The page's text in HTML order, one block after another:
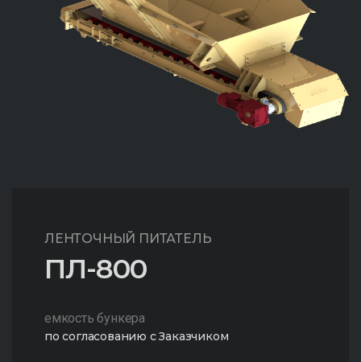
ЛЕНТОЧНЫЙ ПИТАТЕЛЬ
ПЛ-800
емкость бункера
по согласованию с Заказчиком